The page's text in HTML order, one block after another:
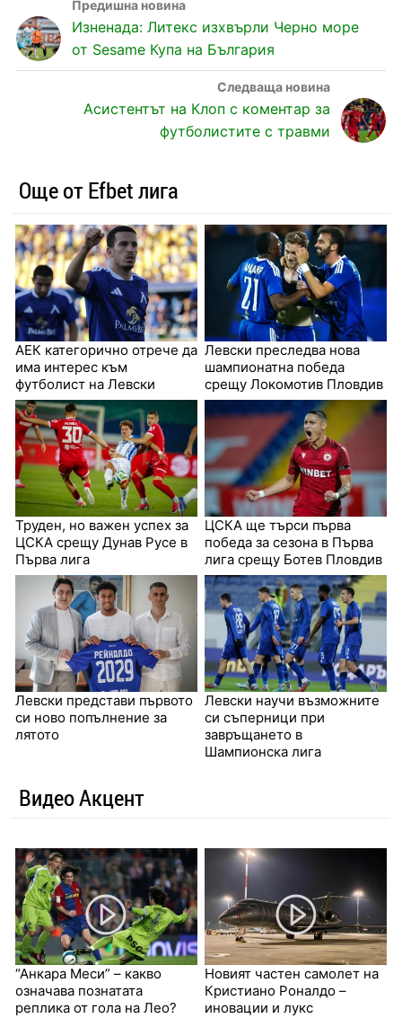
Изненада: Литекс изхвърли Черно море
от Sesame Купа на България
Асистентът на Клоп с коментар за
футболистите с травми
Още от Efbet лига
АЕК категорично отрече да
има интерес към
футболист на Левски
Левски преследва нова
шампионатна победа
срещу Локомотив Пловдив
Труден, но важен успех за
ЦСКА срещу Дунав Русе в
Първа лига
ЦСКА ще търси първа
победа за сезона в Първа
лига срещу Ботев Пловдив
Левски представи първото
си ново попълнение за
лятото
Левски научи възможните
си съперници при
завръщането в
Шампионска лига
Видео Акцент
“Анкара Меси” – какво
означава познатата
реплика от гола на Лео?
Новият частен самолет на
Кристиано Роналдо –
иновации и лукс